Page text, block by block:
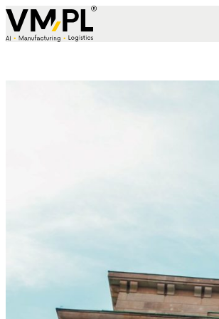
Skip to content